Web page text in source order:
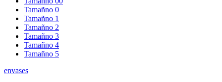
Tamañno 0
Tamañno 1
Tamañno 2
Tamañno 3
Tamañno 4
Tamañno 5
envases